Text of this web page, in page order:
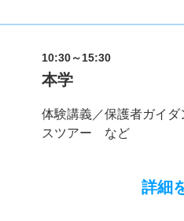
10:30～15:30
本学
体験講義／保護者ガイ
スツアー など
詳細